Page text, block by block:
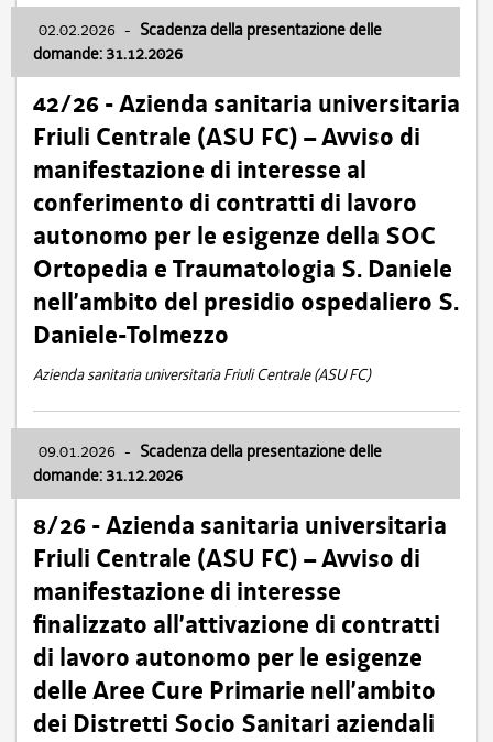
02.02.2026 - Scadenza della presentazione delle
domande: 31.12.2026
42/26 - Azienda sanitaria universitaria
Friuli Centrale (ASU FC) – Avviso di
manifestazione di interesse al
conferimento di contratti di lavoro
autonomo per le esigenze della SOC
Ortopedia e Traumatologia S. Daniele
nell’ambito del presidio ospedaliero S.
Daniele-Tolmezzo
Azienda sanitaria universitaria Friuli Centrale (ASU FC)
09.01.2026 - Scadenza della presentazione delle
domande: 31.12.2026
8/26 - Azienda sanitaria universitaria
Friuli Centrale (ASU FC) – Avviso di
manifestazione di interesse
finalizzato all’attivazione di contratti
di lavoro autonomo per le esigenze
delle Aree Cure Primarie nell’ambito
dei Distretti Socio Sanitari aziendali